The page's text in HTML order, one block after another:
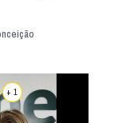
+ 1